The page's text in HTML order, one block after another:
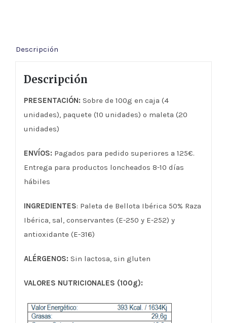
Bellota
50%
Descripción
Descripción
PRESENTACIÓN: Sobre de 100g en caja (4
unidades), paquete (10 unidades) o maleta (20
unidades)
ENVÍOS: Pagados para pedido superiores a 125€.
Entrega para productos loncheados 8-10 días
hábiles
INGREDIENTES: Paleta de Bellota Ibérica 50% Raza
Ibérica, sal, conservantes (E-250 y E-252) y
antioxidante (E-316)
ALÉRGENOS: Sin lactosa, sin gluten
VALORES NUTRICIONALES (100g):